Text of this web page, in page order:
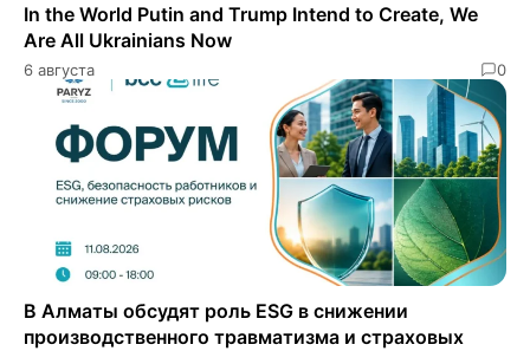
In the World Putin and Trump Intend to Create, We
Are All Ukrainians Now
6 августа 0
В Алматы обсудят роль ESG в снижении
производственного травматизма и страховых